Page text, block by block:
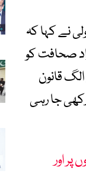
نے کہا کہ
صحافت کو
قانون
جا رہی
اور